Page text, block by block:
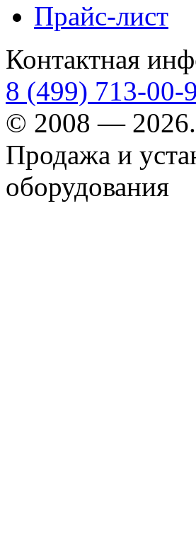
Прайс-лист
Контактная
8 (499) 713-00-
© 2008 —
Продажа и
оборудования